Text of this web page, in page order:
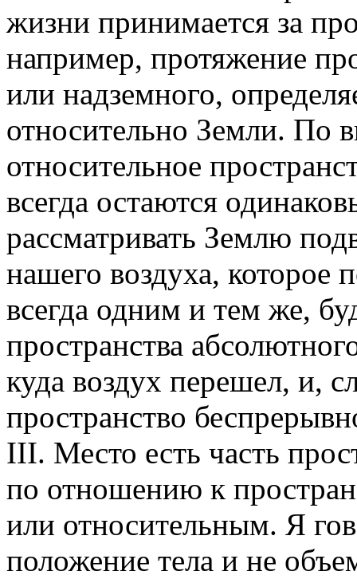
жизни принимается за
например, протяжение
или надземного,
относительно Земли. По
относительное
всегда остаются
рассматривать Землю
нашего воздуха, которое
всегда одним и тем же,
пространства
куда воздух перешел, и,
пространство
III. Место есть часть
по отношению к
или относительным. Я
положение тела и не